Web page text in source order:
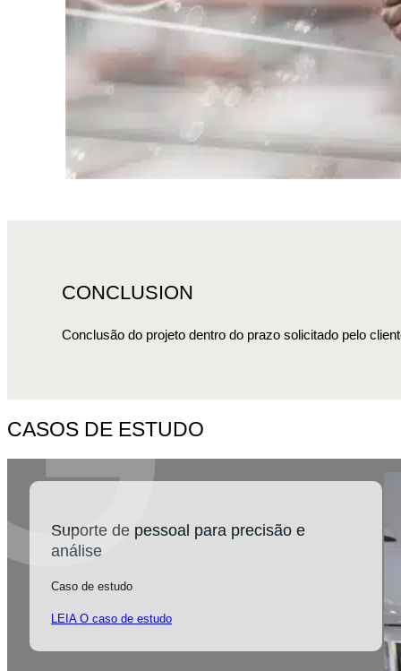
CONCLUSION
Conclusão do projeto dentro do prazo solicitado pelo
CASOS DE ESTUDO
Suporte de pessoal para precisão e
análise
Caso de estudo
LEIA O caso de estudo